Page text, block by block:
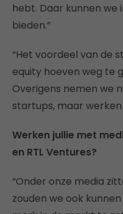
hebt. Daar kunnen we
bieden.”
“Het voordeel van de
equity hoeven weg te
Overigens nemen we
startups, maar
Werken jullie met
en RTL Ventures?
“Onder onze media
zouden we ook